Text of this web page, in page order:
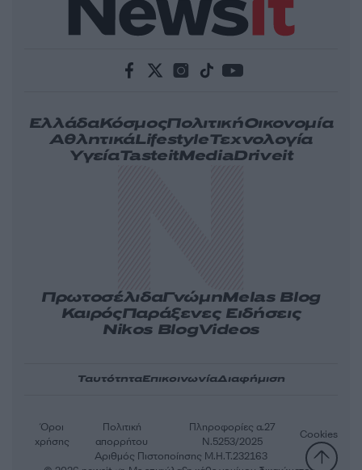
ΕλλάδαΚόσμοςΠολιτικήΟικονομία
ΑθλητικάLifestyleΤεχνολογία
ΥγείαTasteitMediaDriveit
ΠρωτοσέλιδαΓνώμηMelas Blog
ΚαιρόςΠαράξενες Ειδήσεις
Nikos BlogVideos
ΤαυτότηταΕπικοινωνίαΔιαφήμιση
Αριθμός Πιστοποίησης Μ.Η.Τ.232163
Όροι
χρήσης
Πολιτική
απορρήτου
Πληροφορίες α.27
Ν.5253/2025
Cookies